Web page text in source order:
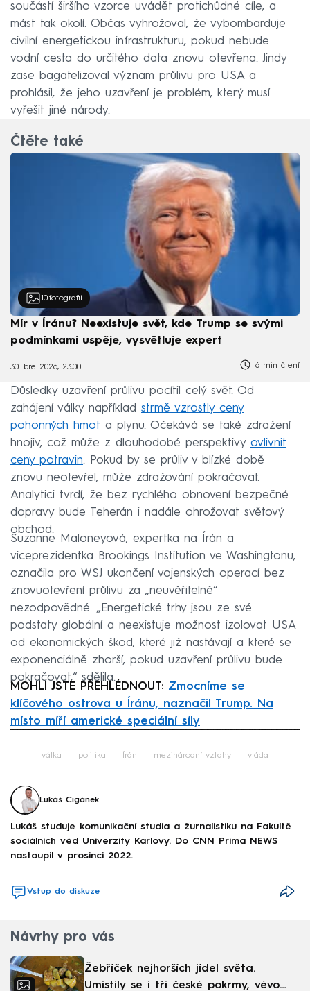
součástí širšího vzorce uvádět protichůdné cíle, a
mást tak okolí. Občas vyhrožoval, že vybombarduje
civilní energetickou infrastrukturu, pokud nebude
vodní cesta do určitého data znovu otevřena. Jindy
zase bagatelizoval význam průlivu pro USA a
prohlásil, že jeho uzavření je problém, který musí
vyřešit jiné národy.
Čtěte také
10 fotografií
Mír v Íránu? Neexistuje svět, kde Trump se svými
podmínkami uspěje, vysvětluje expert
30. bře 2026, 23:00 6 min čtení
Důsledky uzavření průlivu pocítil celý svět. Od
zahájení války například strmě vzrostly ceny
pohonných hmot a plynu. Očekává se také zdražení
hnojiv, což může z dlouhodobé perspektivy ovlivnit
ceny potravin. Pokud by se průliv v blízké době
znovu neotevřel, může zdražování pokračovat.
Analytici tvrdí, že bez rychlého obnovení bezpečné
dopravy bude Teherán i nadále ohrožovat světový
obchod.
Suzanne Maloneyová, expertka na Írán a
viceprezidentka Brookings Institution ve Washingtonu,
označila pro WSJ ukončení vojenských operací bez
znovuotevření průlivu za „neuvěřitelně“
nezodpovědné. „Energetické trhy jsou ze své
podstaty globální a neexistuje možnost izolovat USA
od ekonomických škod, které již nastávají a které se
exponenciálně zhorší, pokud uzavření průlivu bude
pokračovat,“ sdělila.
MOHLI JSTE PŘEHLÉDNOUT: Zmocníme se
klíčového ostrova u Íránu, naznačil Trump. Na
místo míří americké speciální síly
válka politika Írán mezinárodní vztahy vláda
Lukáš Cigánek
Lukáš studuje komunikační studia a žurnalistiku na Fakultě
sociálních věd Univerzity Karlovy. Do CNN Prima NEWS
nastoupil v prosinci 2022.
Vstup do diskuze
Návrhy pro vás
Žebříček nejhorších jídel světa.
Umístily se i tři české pokrmy, vévodí